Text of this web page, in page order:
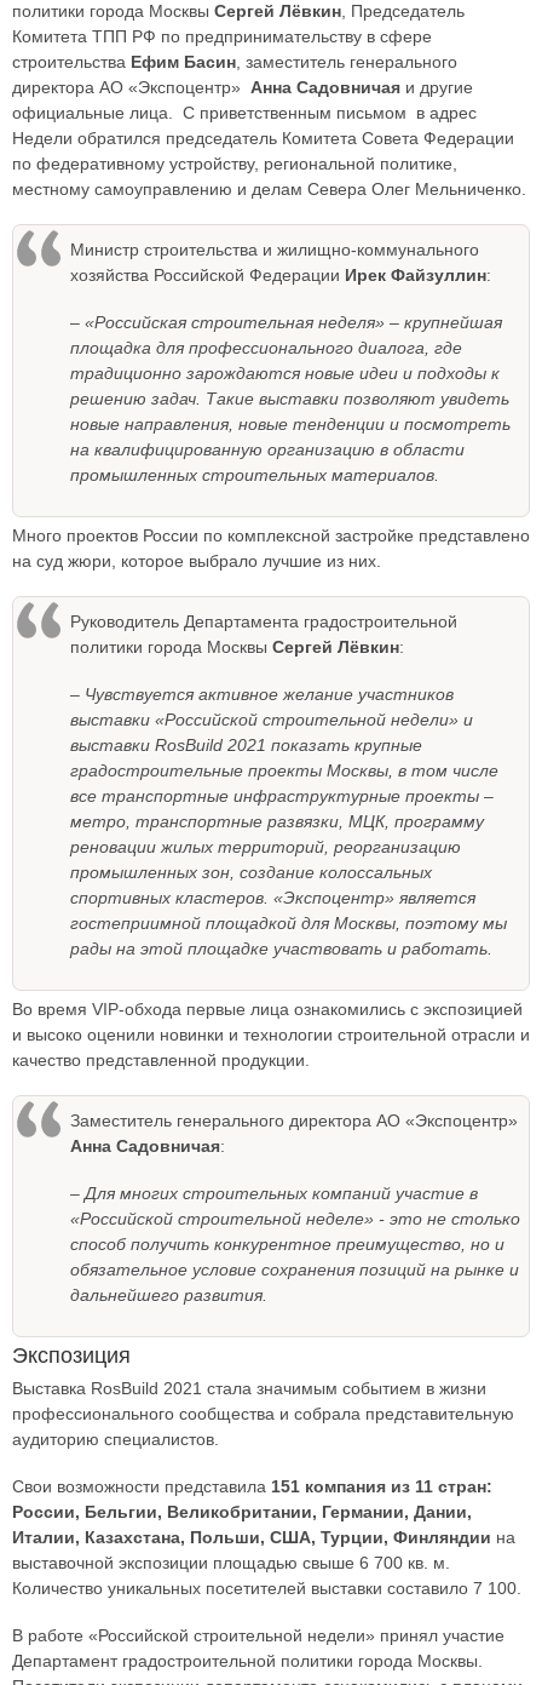
политики города Москвы Сергей Лёвкин, Председатель
Комитета ТПП РФ по предпринимательству в сфере
строительства Ефим Басин, заместитель генерального
директора АО «Экспоцентр» Анна Cадовничая и другие
официальные лица. С приветственным письмом в адрес
Недели обратился председатель Комитета Совета Федерации
по федеративному устройству, региональной политике,
местному самоуправлению и делам Севера Олег Мельниченко.
Министр строительства и жилищно-коммунального
хозяйства Российской Федерации Ирек Файзуллин:
– «Российская строительная неделя» – крупнейшая
площадка для профессионального диалога, где
традиционно зарождаются новые идеи и подходы к
решению задач. Такие выставки позволяют увидеть
новые направления, новые тенденции и посмотреть
на квалифицированную организацию в области
промышленных строительных материалов.
Много проектов России по комплексной застройке представлено
на суд жюри, которое выбрало лучшие из них.
Руководитель Департамента градостроительной
политики города Москвы Сергей Лёвкин:
– Чувствуется активное желание участников
выставки «Российской строительной недели» и
выставки RosBuild 2021 показать крупные
градостроительные проекты Москвы, в том числе
все транспортные инфраструктурные проекты –
метро, транспортные развязки, МЦК, программу
реновации жилых территорий, реорганизацию
промышленных зон, создание колоссальных
спортивных кластеров. «Экспоцентр» является
гостеприимной площадкой для Москвы, поэтому мы
рады на этой площадке участвовать и работать.
Во время VIP-обхода первые лица ознакомились с экспозицией
и высоко оценили новинки и технологии строительной отрасли и
качество представленной продукции.
Заместитель генерального директора АО «Экспоцентр»
Анна Садовничая:
– Для многих строительных компаний участие в
«Российской строительной неделе» - это не столько
способ получить конкурентное преимущество, но и
обязательное условие сохранения позиций на рынке и
дальнейшего развития.
Экспозиция
Выставка RosBuild 2021 стала значимым событием в жизни
профессионального сообщества и собрала представительную
аудиторию специалистов.
Свои возможности представила 151 компания из 11 стран:
России, Бельгии, Великобритании, Германии, Дании,
Италии, Казахстана, Польши, США, Турции, Финляндии на
выставочной экспозиции площадью свыше 6 700 кв. м.
Количество уникальных посетителей выставки составило 7 100.
В работе «Российской строительной недели» принял участие
Департамент градостроительной политики города Москвы.